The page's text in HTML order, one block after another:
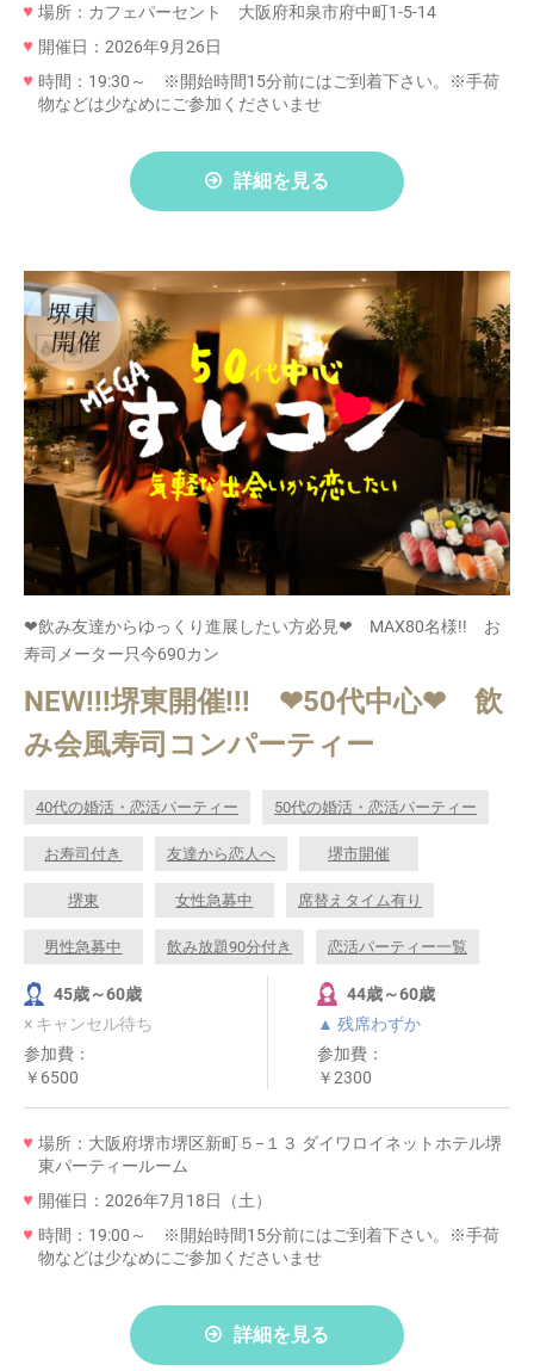
場所：カフェパーセント 大阪府和泉市府中町1-5-14
開催日：2026年9月26日
時間：19:30～ ※開始時間15分前にはご到着下さい。※手荷
物などは少なめにご参加くださいませ
詳細を見る
❤飲み友達からゆっくり進展したい方必見❤ MAX80名様!! お
寿司メーター只今690カン
NEW!!!堺東開催!!! ❤50代中心❤ 飲
み会風寿司コンパーティー
40代の婚活・恋活パーティー 50代の婚活・恋活パーティー
お寿司付き 友達から恋人へ 堺市開催
堺東 女性急募中 席替えタイム有り
男性急募中 飲み放題90分付き 恋活パーティー一覧
45歳～60歳
× キャンセル待ち
参加費：
￥6500
44歳～60歳
▲ 残席わずか
参加費：
￥2300
場所：大阪府堺市堺区新町５−１３ ダイワロイネットホテル堺
東パーティールーム
開催日：2026年7月18日（土）
時間：19:00～ ※開始時間15分前にはご到着下さい。※手荷
物などは少なめにご参加くださいませ
詳細を見る